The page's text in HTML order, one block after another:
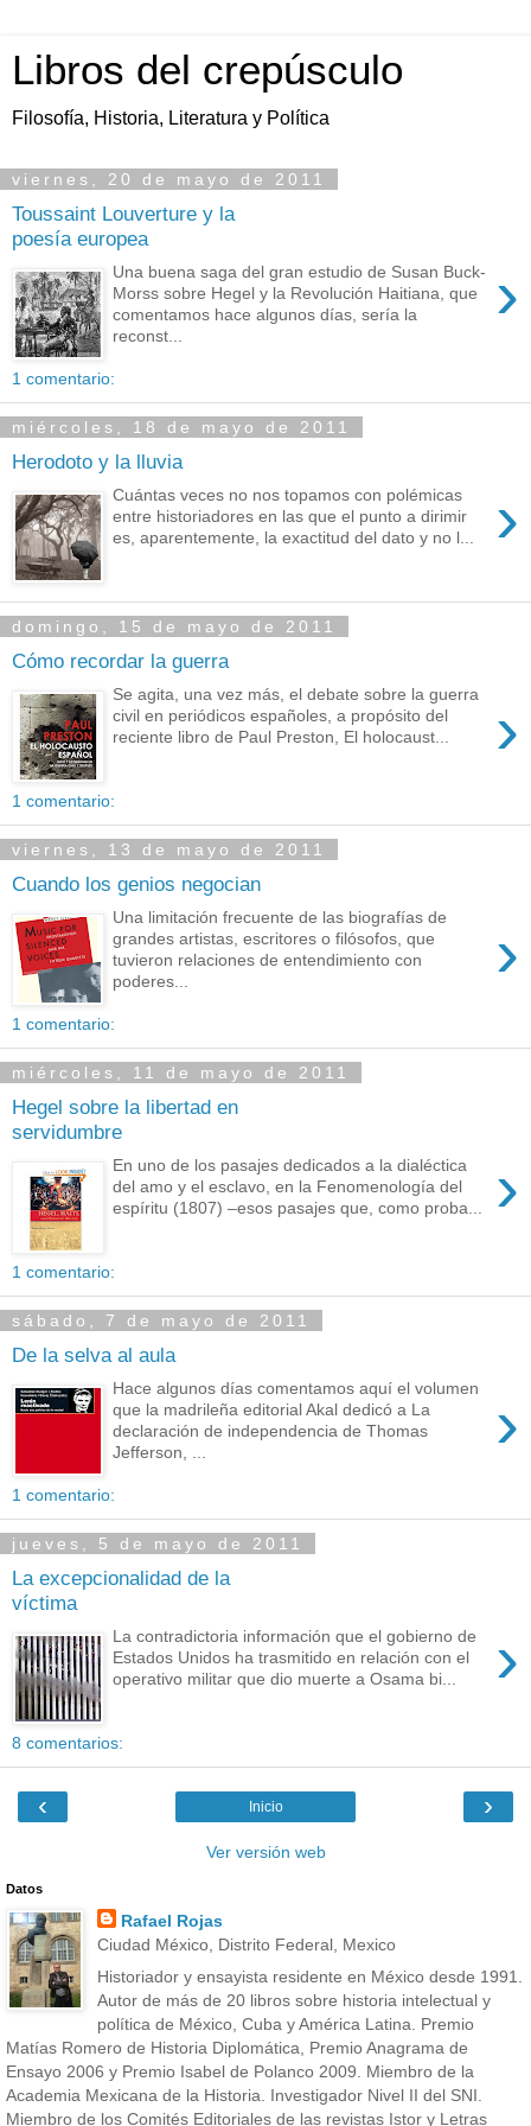
Libros del crepúsculo
Filosofía, Historia, Literatura y Política
viernes, 20 de mayo de 2011
Toussaint Louverture y la
poesía europea
›
Una buena saga del gran estudio de Susan Buck-
Morss sobre Hegel y la Revolución Haitiana, que
comentamos hace algunos días, sería la
reconst...
1 comentario:
miércoles, 18 de mayo de 2011
Herodoto y la lluvia
›
Cuántas veces no nos topamos con polémicas
entre historiadores en las que el punto a dirimir
es, aparentemente, la exactitud del dato y no l...
domingo, 15 de mayo de 2011
Cómo recordar la guerra
›
Se agita, una vez más, el debate sobre la guerra
civil en periódicos españoles, a propósito del
reciente libro de Paul Preston, El holocaust...
1 comentario:
viernes, 13 de mayo de 2011
Cuando los genios negocian
›
Una limitación frecuente de las biografías de
grandes artistas, escritores o filósofos, que
tuvieron relaciones de entendimiento con
poderes...
1 comentario:
miércoles, 11 de mayo de 2011
Hegel sobre la libertad en
servidumbre
›
En uno de los pasajes dedicados a la dialéctica
del amo y el esclavo, en la Fenomenología del
espíritu (1807) –esos pasajes que, como proba...
1 comentario:
sábado, 7 de mayo de 2011
De la selva al aula
›
Hace algunos días comentamos aquí el volumen
que la madrileña editorial Akal dedicó a La
declaración de independencia de Thomas
Jefferson, ...
1 comentario:
jueves, 5 de mayo de 2011
La excepcionalidad de la
víctima
›
La contradictoria información que el gobierno de
Estados Unidos ha trasmitido en relación con el
operativo militar que dio muerte a Osama bi...
8 comentarios:
‹ ›
Inicio
Ver versión web
Datos
Rafael Rojas
Ciudad México, Distrito Federal, Mexico
Historiador y ensayista residente en México desde 1991.
Autor de más de 20 libros sobre historia intelectual y
política de México, Cuba y América Latina. Premio
Matías Romero de Historia Diplomática, Premio Anagrama de
Ensayo 2006 y Premio Isabel de Polanco 2009. Miembro de la
Academia Mexicana de la Historia. Investigador Nivel II del SNI.
Miembro de los Comités Editoriales de las revistas Istor y Letras